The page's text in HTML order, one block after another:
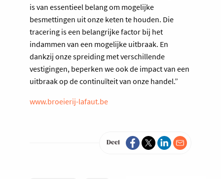
is van essentieel belang om mogelijke
besmettingen uit onze keten te houden. Die
tracering is een belangrijke factor bij het
indammen van een mogelijke uitbraak. En
dankzij onze spreiding met verschillende
vestigingen, beperken we ook de impact van een
uitbraak op de continuïteit van onze handel.”
www.broeierij-lafaut.be
Deel